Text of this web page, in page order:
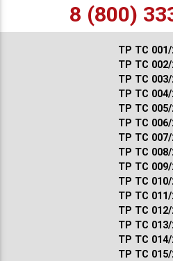
8 (800)
ТР ТС 001/
ТР ТС 002/
ТР ТС 003/
ТР ТС 004/
ТР ТС 005/
ТР ТС 006/
ТР ТС 007/
ТР ТС 008/
ТР ТС 009/
ТР ТС 010/
ТР ТС 011/
ТР ТС 012/
ТР ТС 013/
ТР ТС 014/
ТР ТС 015/